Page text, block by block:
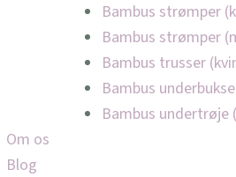
Bambus strømper
Bambus strømper
Bambus trusser
Bambus
Bambus
Om os
Blog